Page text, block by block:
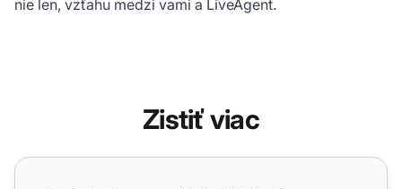
nie len, vzťahu medzi vami a LiveAgent.
Zistiť viac
Podmienky a pravidlá afiliačného programu LiveAgent